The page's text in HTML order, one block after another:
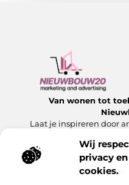
Wij
privacy
cookies.
Van wonen tot
Laat je inspireren door
Onze informatie